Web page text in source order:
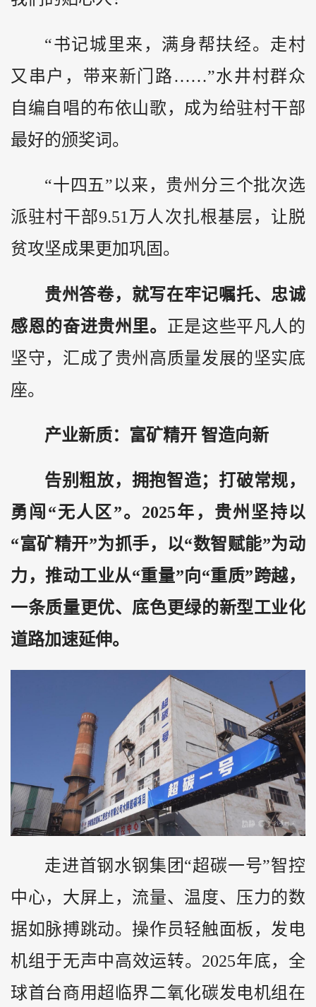
“书记城里来，满身帮扶经。走村
又串户，带来新门路……”水井村群众
自编自唱的布依山歌，成为给驻村干部
最好的颁奖词。
“十四五”以来，贵州分三个批次选
派驻村干部9.51万人次扎根基层，让脱
贫攻坚成果更加巩固。
贵州答卷，就写在牢记嘱托、忠诚
感恩的奋进贵州里。 正是这些平凡人的
坚守，汇成了贵州高质量发展的坚实底
座。
产业新质：富矿精开 智造向新
告别粗放，拥抱智造；打破常规，
勇闯“无人区”。2025年，贵州坚持以
“富矿精开”为抓手，以“数智赋能”为动
力，推动工业从“重量”向“重质”跨越，
一条质量更优、底色更绿的新型工业化
道路加速延伸。
走进首钢水钢集团“超碳一号”智控
中心，大屏上，流量、温度、压力的数
据如脉搏跳动。操作员轻触面板，发电
机组于无声中高效运转。2025年底，全
球首台商用超临界二氧化碳发电机组在